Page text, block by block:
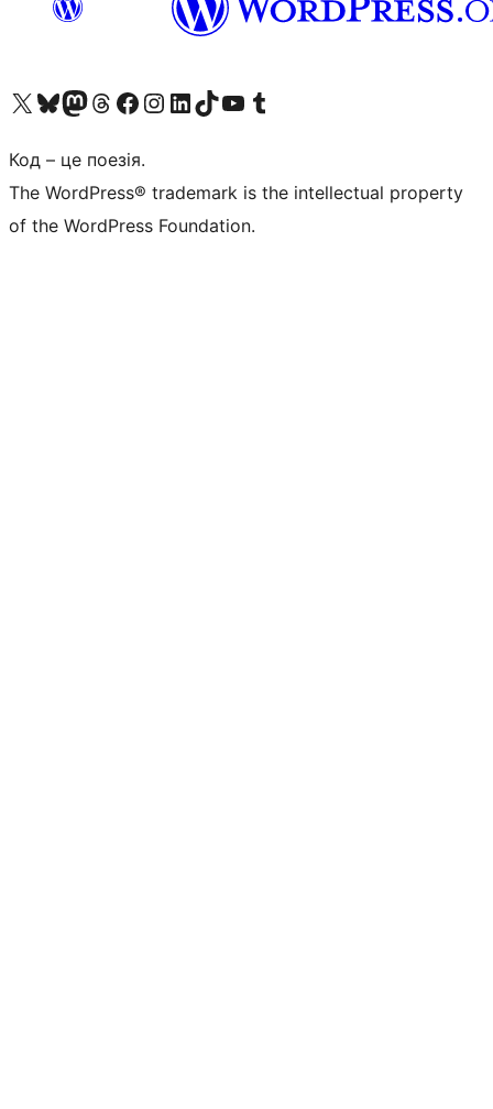
Visit our X (formerly Twitter) account
Visit our Bluesky account
Завітайте до нашої стрічки в Mastodon
Visit our Threads account
Завітайте на нашу сторінку в Facebook
Visit our Instagram account
Visit our LinkedIn account
Visit our TikTok account
Visit our YouTube channel
Visit our Tumblr account
Код – це поезія.
The WordPress® trademark is the intellectual property
of the WordPress Foundation.